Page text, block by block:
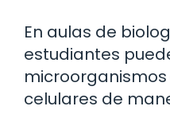
En aulas de
estudiantes
celulares de